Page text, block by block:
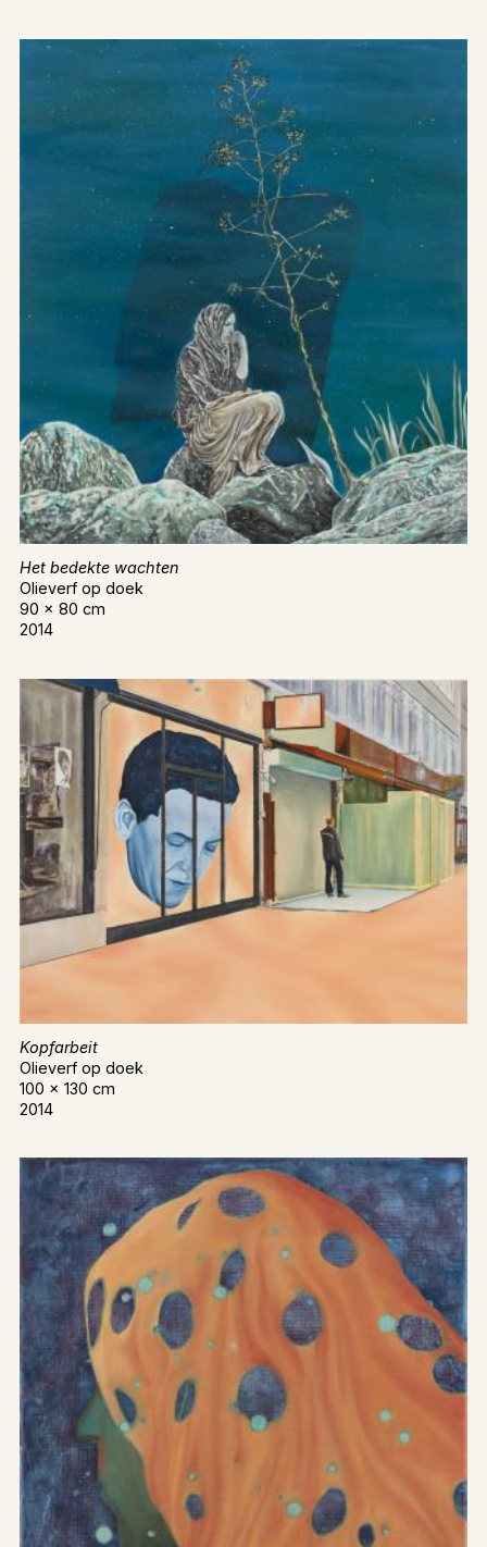
Het bedekte wachten
Olieverf op doek
90 x 80 cm
2014
Kopfarbeit
Olieverf op doek
100 x 130 cm
2014